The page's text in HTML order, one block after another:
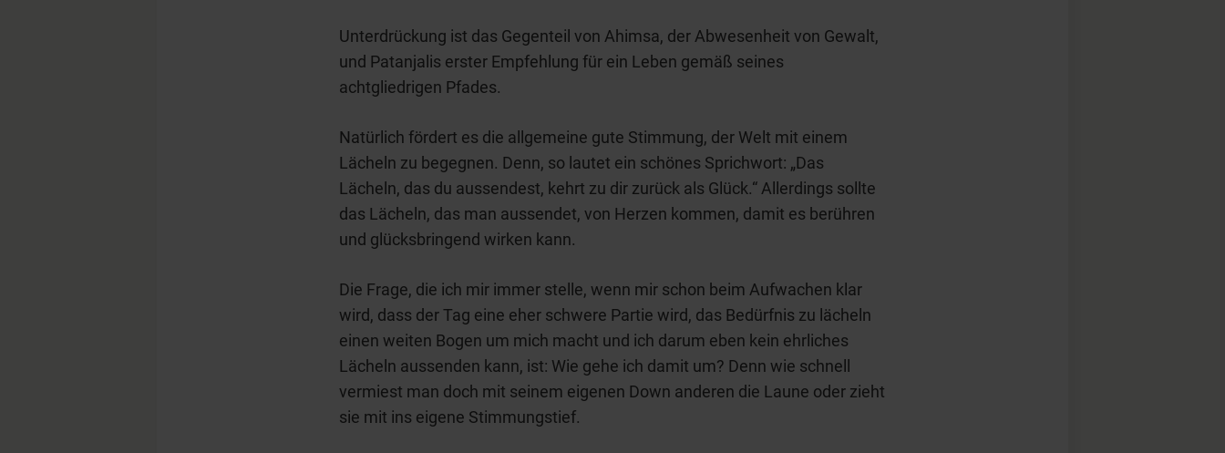
Unterdrückung ist das Gegenteil von Ahimsa, der Abwesenheit von Gewalt,
und Patanjalis erster Empfehlung für ein Leben gemäß seines
achtgliedrigen Pfades.
Natürlich fördert es die allgemeine gute Stimmung, der Welt mit einem
Lächeln zu begegnen. Denn, so lautet ein schönes Sprichwort: „Das
Lächeln, das du aussendest, kehrt zu dir zurück als Glück.“ Allerdings sollte
das Lächeln, das man aussendet, von Herzen kommen, damit es berühren
und glücksbringend wirken kann.
Die Frage, die ich mir immer stelle, wenn mir schon beim Aufwachen klar
wird, dass der Tag eine eher schwere Partie wird, das Bedürfnis zu lächeln
einen weiten Bogen um mich macht und ich darum eben kein ehrliches
Lächeln aussenden kann, ist: Wie gehe ich damit um? Denn wie schnell
vermiest man doch mit seinem eigenen Down anderen die Laune oder zieht
sie mit ins eigene Stimmungstief.